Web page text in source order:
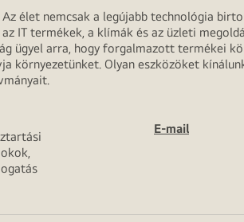
élet nemcsak a legújabb technológia
IT termékek, a klímák és az üzleti
ügyel arra, hogy forgalmazott termékei
környezetünket. Olyan eszközöket
E-mail